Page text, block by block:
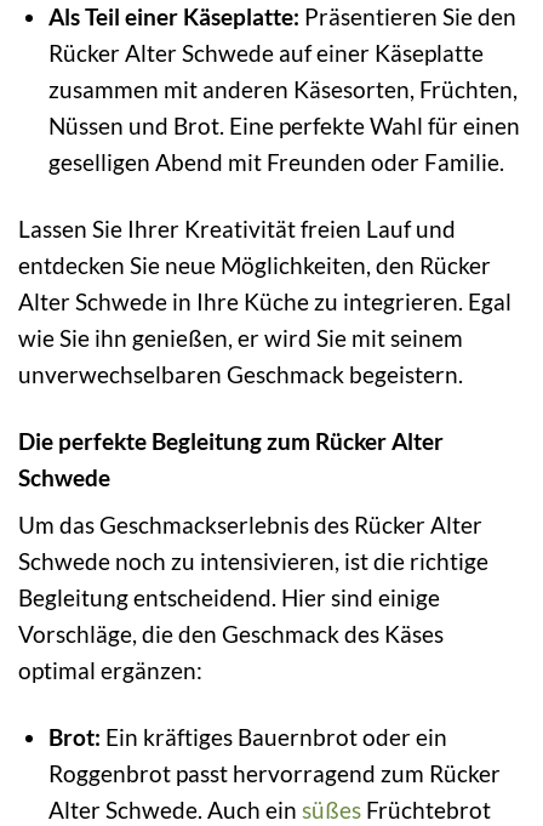
Als Teil einer Käseplatte: Präsentieren Sie den
Rücker Alter Schwede auf einer Käseplatte
zusammen mit anderen Käsesorten, Früchten,
Nüssen und Brot. Eine perfekte Wahl für einen
geselligen Abend mit Freunden oder Familie.
Lassen Sie Ihrer Kreativität freien Lauf und
entdecken Sie neue Möglichkeiten, den Rücker
Alter Schwede in Ihre Küche zu integrieren. Egal
wie Sie ihn genießen, er wird Sie mit seinem
unverwechselbaren Geschmack begeistern.
Die perfekte Begleitung zum Rücker Alter
Schwede
Um das Geschmackserlebnis des Rücker Alter
Schwede noch zu intensivieren, ist die richtige
Begleitung entscheidend. Hier sind einige
Vorschläge, die den Geschmack des Käses
optimal ergänzen:
Brot: Ein kräftiges Bauernbrot oder ein
Roggenbrot passt hervorragend zum Rücker
Alter Schwede. Auch ein süßesFrüchtebrot